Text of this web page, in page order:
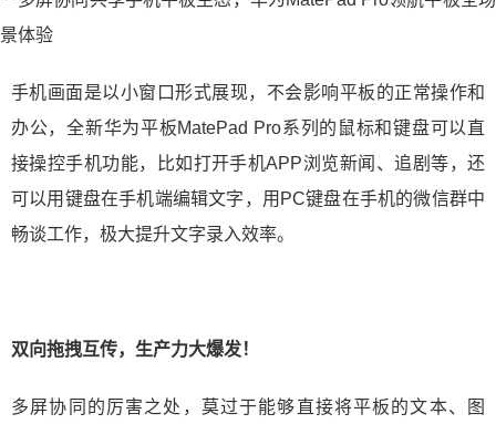
手机画面是以小窗口形式展现，不会影响平板的正常操作和
办公，全新华为平板MatePad Pro系列的鼠标和键盘可以直
接操控手机功能，比如打开手机APP浏览新闻、追剧等，还
可以用键盘在手机端编辑文字，用PC键盘在手机的微信群中
畅谈工作，极大提升文字录入效率。
双向拖拽互传，生产力大爆发！
多屏协同的厉害之处，莫过于能够直接将平板的文本、图